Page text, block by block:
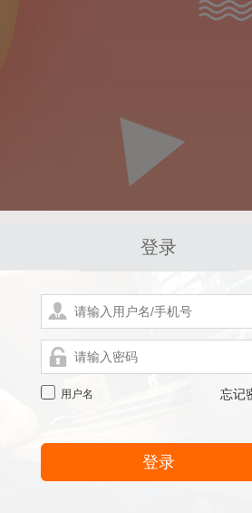
登录
用户名 忘记
登录